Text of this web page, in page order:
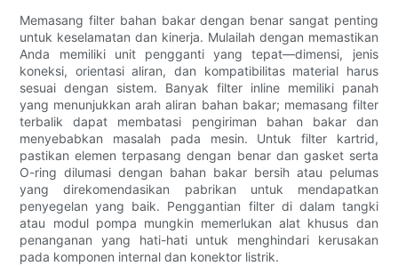
Memasang filter bahan bakar dengan benar sangat penting
untuk keselamatan dan kinerja. Mulailah dengan memastikan
Anda memiliki unit pengganti yang tepat—dimensi, jenis
koneksi, orientasi aliran, dan kompatibilitas material harus
sesuai dengan sistem. Banyak filter inline memiliki panah
yang menunjukkan arah aliran bahan bakar; memasang filter
terbalik dapat membatasi pengiriman bahan bakar dan
menyebabkan masalah pada mesin. Untuk filter kartrid,
pastikan elemen terpasang dengan benar dan gasket serta
O-ring dilumasi dengan bahan bakar bersih atau pelumas
yang direkomendasikan pabrikan untuk mendapatkan
penyegelan yang baik. Penggantian filter di dalam tangki
atau modul pompa mungkin memerlukan alat khusus dan
penanganan yang hati-hati untuk menghindari kerusakan
pada komponen internal dan konektor listrik.